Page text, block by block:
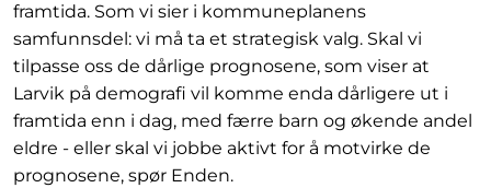
framtida. Som vi sier i kommuneplanens
samfunnsdel: vi må ta et strategisk valg. Skal vi
tilpasse oss de dårlige prognosene, som viser at
Larvik på demografi vil komme enda dårligere ut i
framtida enn i dag, med færre barn og økende andel
eldre - eller skal vi jobbe aktivt for å motvirke de
prognosene, spør Enden.